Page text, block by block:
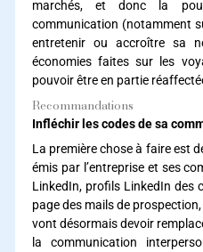
marchés, et donc la
communication (notamment
entretenir ou accroître sa
économies faites sur les
pouvoir être en partie
Recommandations
Infléchir les codes de sa
La première chose à faire est
émis par l’entreprise et ses
LinkedIn, profils LinkedIn des
page des mails de
vont désormais devoir
la communication